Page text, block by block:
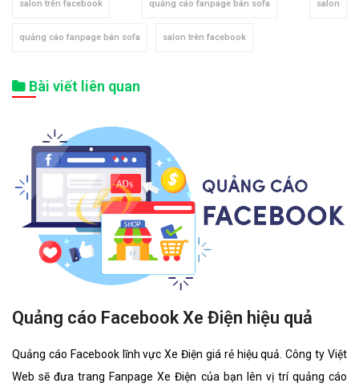
salon trên facebook quảng cáo fanpage bán sofa salon
quảng cáo fanpage bán sofa salon trên facebook
Bài viết liên quan
Quảng cáo Facebook Xe Điện hiệu quả
Quảng cáo Facebook lĩnh vực Xe Điện giá rẻ hiệu quả. Công ty Việt
Web sẽ đưa trang Fanpage Xe Điện của bạn lên vị trí quảng cáo